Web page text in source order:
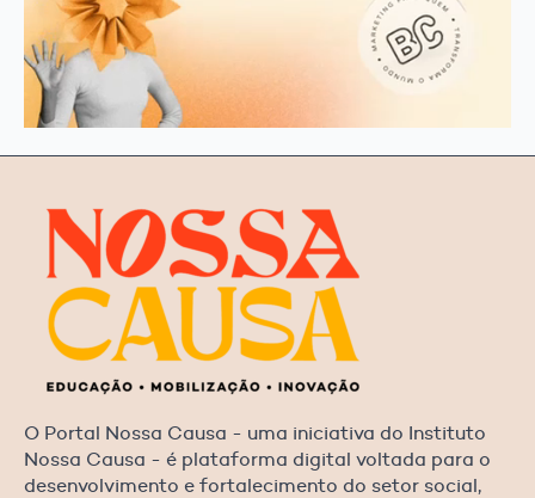
O Portal Nossa Causa - uma iniciativa do Instituto
Nossa Causa - é plataforma digital voltada para o
desenvolvimento e fortalecimento do setor social,